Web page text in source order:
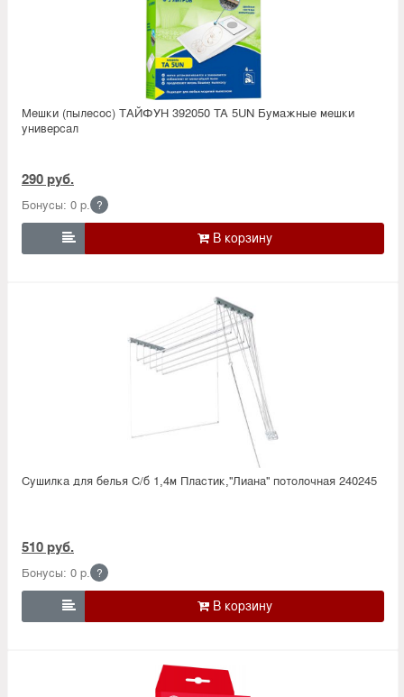
Мешки (пылесос) ТАЙФУН 392050 TA 5UN Бумажные мешки
универсал
290 руб.
Бонусы: 0 р. ?

Сушилка для белья С/б 1,4м Пластик,''Лиана'' потолочная 240245
510 руб.
Бонусы: 0 р. ?
